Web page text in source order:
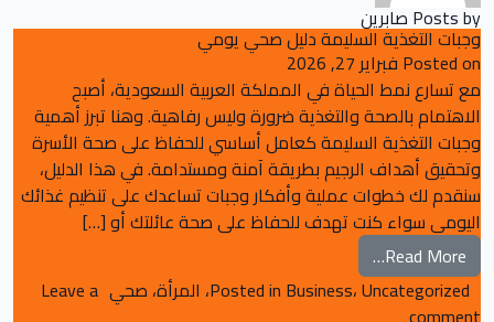
Posts by صابرين
وجبات التغذية السليمة دليل صحي يومي
Posted on فبراير 27, 2026
مع تسارع نمط الحياة في المملكة العربية السعودية، أصبح
الاهتمام بالصحة والتغذية ضرورة وليس رفاهية. وهنا تبرز أهمية
وجبات التغذية السليمة كعامل أساسي للحفاظ على صحة الأسرة
وتحقيق أهداف الرجيم بطريقة آمنة ومستدامة. في هذا الدليل،
سنقدم لك خطوات عملية وأفكار وجبات تساعدك على تنظيم غذائك
اليومي سواء كنت تهدف للحفاظ على صحة عائلتك أو […]
Read More… from وجبات التغذية السليمة دليل صحي يومي
Posted in Business،Uncategorized ، المرأة، صحي Leave a
on وجبات التغذية السليمة دليل صحي يومي